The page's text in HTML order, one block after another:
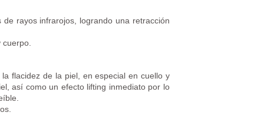
rayos infrarojos, logrando una retracción
flacidez de la piel, en especial en cuello y
así como un efecto lifting inmediato por lo